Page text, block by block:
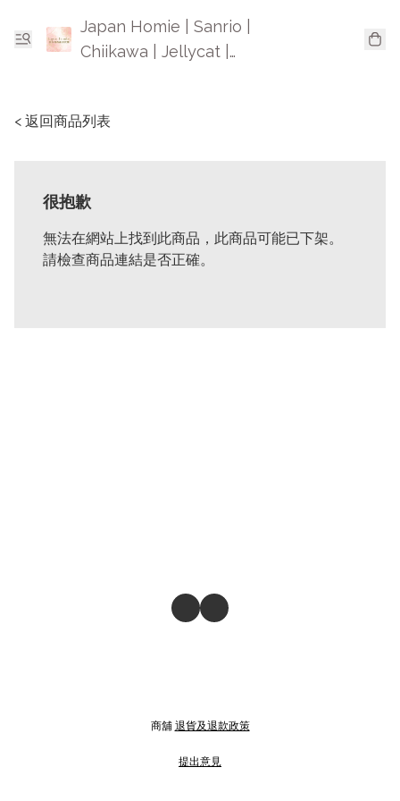
Japan Homie | Sanrio |
Chiikawa | Jellycat |
< 返回商品列表
很抱歉
無法在網站上找到此商品，此商品可能已下架。
請檢查商品連結是否正確。
商舖 退貨及退款政策
提出意見